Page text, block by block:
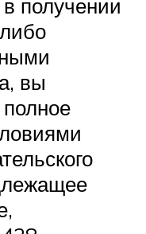
получении
вы